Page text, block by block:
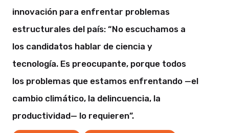
innovación para enfrentar problemas
estructurales del país: “No escuchamos a
los candidatos hablar de ciencia y
tecnología. Es preocupante, porque todos
los problemas que estamos enfrentando —el
cambio climático, la delincuencia, la
productividad— lo requieren”.